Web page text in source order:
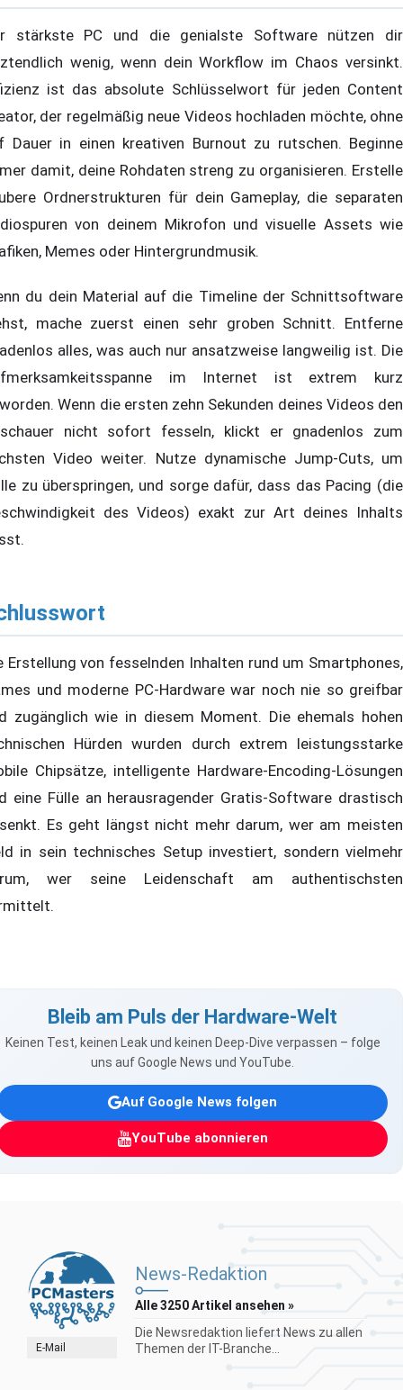
stärkste PC und die genialste Software nützen dir
wenig, wenn dein Workflow im Chaos versinkt.
ist das absolute Schlüsselwort für jeden Content
der regelmäßig neue Videos hochladen möchte, ohne
Dauer in einen kreativen Burnout zu rutschen. Beginne
damit, deine Rohdaten streng zu organisieren. Erstelle
Ordnerstrukturen für dein Gameplay, die separaten
von deinem Mikrofon und visuelle Assets wie
Memes oder Hintergrundmusik.
du dein Material auf die Timeline der Schnittsoftware
mache zuerst einen sehr groben Schnitt. Entferne
alles, was auch nur ansatzweise langweilig ist. Die
im Internet ist extrem kurz
Wenn die ersten zehn Sekunden deines Videos den
nicht sofort fesseln, klickt er gnadenlos zum
Video weiter. Nutze dynamische Jump-Cuts, um
zu überspringen, und sorge dafür, dass das Pacing (die
des Videos) exakt zur Art deines Inhalts
Erstellung von fesselnden Inhalten rund um Smartphones,
und moderne PC-Hardware war noch nie so greifbar
zugänglich wie in diesem Moment. Die ehemals hohen
Hürden wurden durch extrem leistungsstarke
Chipsätze, intelligente Hardware-Encoding-Lösungen
eine Fülle an herausragender Gratis-Software drastisch
Es geht längst nicht mehr darum, wer am meisten
in sein technisches Setup investiert, sondern vielmehr
wer seine Leidenschaft am authentischsten
Bleib am Puls der Hardware-Welt
Keinen Test, keinen Leak und keinen Deep-Dive verpassen – folge
uns auf Google News und YouTube.
Auf Google News folgen
YouTube abonnieren
E-Mail
News-Redaktion
Alle 3250 Artikel ansehen »
Die Newsredaktion liefert News zu allen
Themen der IT-Branche...